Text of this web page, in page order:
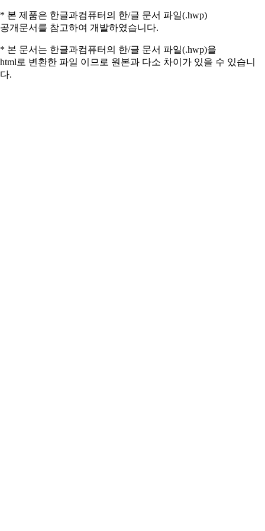
* 본 제품은 한글과컴퓨터의 한/글 문서 파일(.hwp)
공개문서를 참고하여 개발하였습니다.
* 본 문서는 한글과컴퓨터의 한/글 문서 파일(.hwp)을
html로 변환한 파일 이므로 원본과 다소 차이가 있을 수 있습니
다.